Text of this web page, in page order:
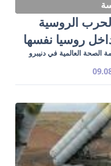
الروسية
روسيا نفسها
الصحة العالمية في دنيبرو